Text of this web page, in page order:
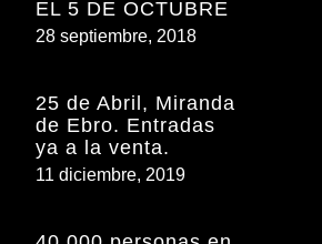
EL 5 DE OCTUBRE
28 septiembre, 2018
25 de Abril, Miranda
de Ebro. Entradas
ya a la venta.
11 diciembre, 2019